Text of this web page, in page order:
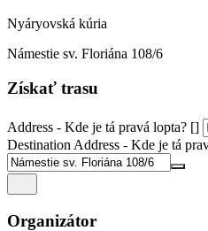
Nyáryovská kúria
Námestie sv. Floriána 108/6
Získať trasu
Address - Kde je tá pravá lopta? []
Destination Address - Kde je tá
Organizátor